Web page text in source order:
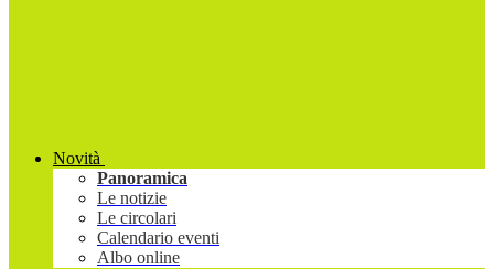
Novità
Panoramica
Le notizie
Le circolari
Calendario eventi
Albo online